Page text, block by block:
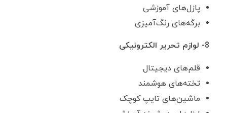
پازل‌های آموزشی
برگه‌های رنگ‌آمیزی
8- لوازم تحریر الکترونیکی
قلم‌های دیجیتال
تخته‌های هوشمند
ماشین‌های تایپ کوچک